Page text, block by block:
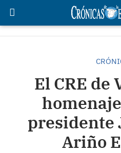
El CRE de
presidente
Ariño